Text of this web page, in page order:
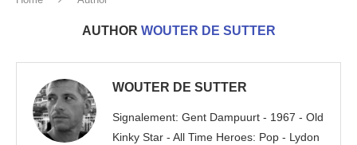
AUTHOR WOUTER DE SUTTER
WOUTER DE SUTTER
Signalement: Gent Dampuurt - 1967 - Old
Kinky Star - All Time Heroes: Pop - Lydon